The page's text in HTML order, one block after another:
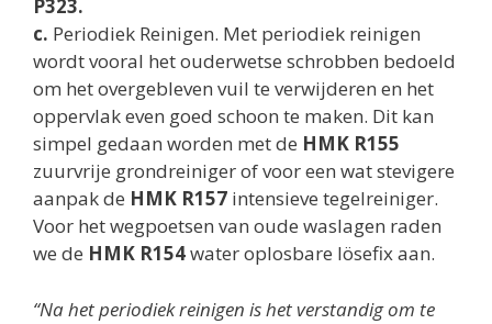
P323.
c. Periodiek Reinigen. Met periodiek reinigen
wordt vooral het ouderwetse schrobben bedoeld
om het overgebleven vuil te verwijderen en het
oppervlak even goed schoon te maken. Dit kan
simpel gedaan worden met de HMK R155
zuurvrije grondreiniger of voor een wat stevigere
aanpak de HMK R157 intensieve tegelreiniger.
Voor het wegpoetsen van oude waslagen raden
we de HMK R154water oplosbare lösefix aan.
“Na het periodiek reinigen is het verstandig om te